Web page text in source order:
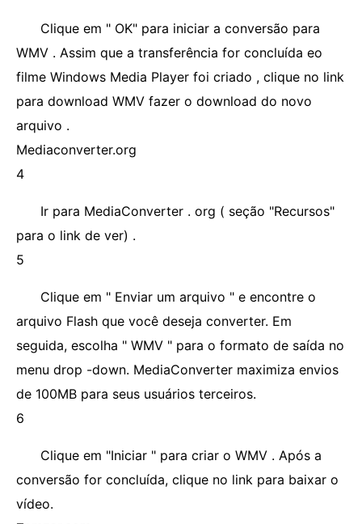
Clique em " OK" para iniciar a conversão para
WMV . Assim que a transferência for concluída eo
filme Windows Media Player foi criado , clique no link
para download WMV fazer o download do novo
arquivo .
Mediaconverter.org
4
Ir para MediaConverter . org ( seção "Recursos"
para o link de ver) .
5
Clique em " Enviar um arquivo " e encontre o
arquivo Flash que você deseja converter. Em
seguida, escolha " WMV " para o formato de saída no
menu drop -down. MediaConverter maximiza envios
de 100MB para seus usuários terceiros.
6
Clique em "Iniciar " para criar o WMV . Após a
conversão for concluída, clique no link para baixar o
vídeo.